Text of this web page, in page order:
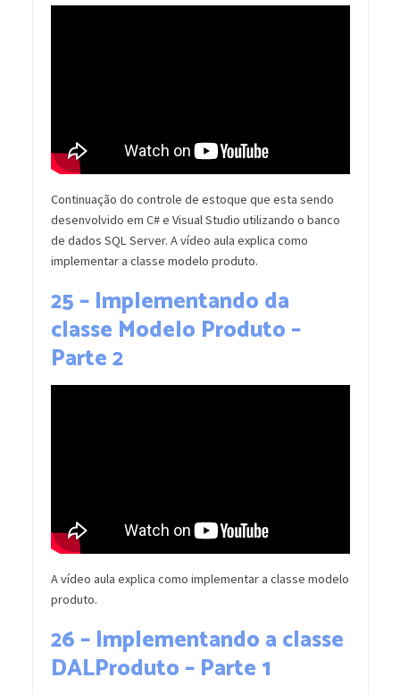
Continuação do controle de estoque que esta sendo
desenvolvido em C# e Visual Studio utilizando o banco
de dados SQL Server. A vídeo aula explica como
implementar a classe modelo produto.
25 – Implementando da
classe Modelo Produto –
Parte 2
A vídeo aula explica como implementar a classe modelo
produto.
26 – Implementando a classe
DALProduto – Parte 1